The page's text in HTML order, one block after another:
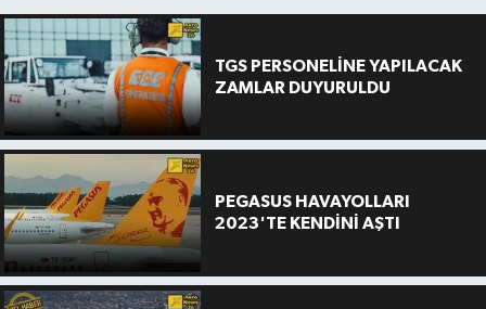
TGS PERSONELİNE YAPILACAK
ZAMLAR DUYURULDU
PEGASUS HAVAYOLLARI
2023'TE KENDİNİ AŞTI